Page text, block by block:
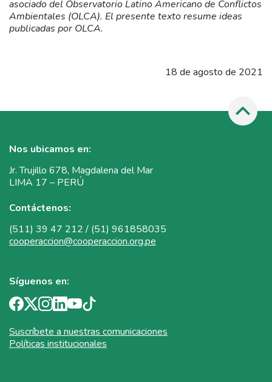
asociado del Observatorio Latino Americano de Conflictos
Ambientales (OLCA). El presente texto resume ideas
publicadas por OLCA.
18 de agosto de 2021
Nos ubicamos en:
Jr. Trujillo 678, Magdalena del Mar
LIMA 17 – PERÚ
Contáctenos:
(511) 39 47 212 / (51) 961858035
cooperaccion@cooperaccion.org.pe
Síguenos en:
Suscríbete a nuestras comunicaciones
Políticas institucionales